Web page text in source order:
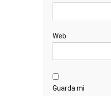
Web
Guarda mi